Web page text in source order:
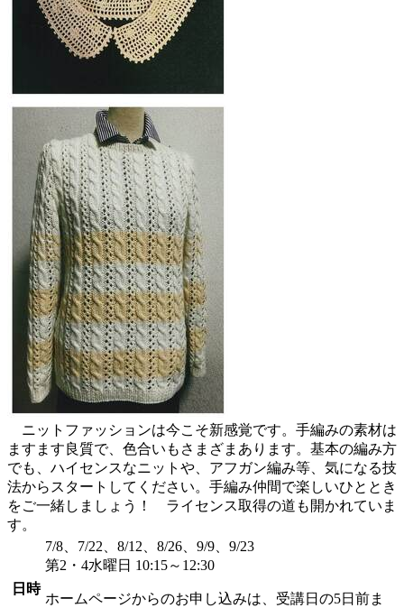
ニットファッションは今こそ新感覚です。手編みの素材は
ますます良質で、色合いもさまざまあります。基本の編み方
でも、ハイセンスなニットや、アフガン編み等、気になる技
法からスタートしてください。手編み仲間で楽しいひととき
をご一緒しましょう！ ライセンス取得の道も開かれていま
す。
日時
7/8、7/22、8/12、8/26、9/9、9/23
第2・4水曜日 10:15～12:30
ホームページからのお申し込みは、受講日の5日前ま